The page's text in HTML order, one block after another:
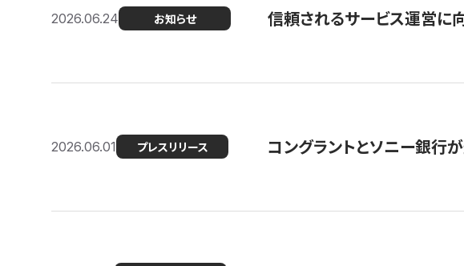
2026.06.24 お知らせ 信頼されるサービス運営に
2026.06.01 プレスリリース コングラントとソニー銀行